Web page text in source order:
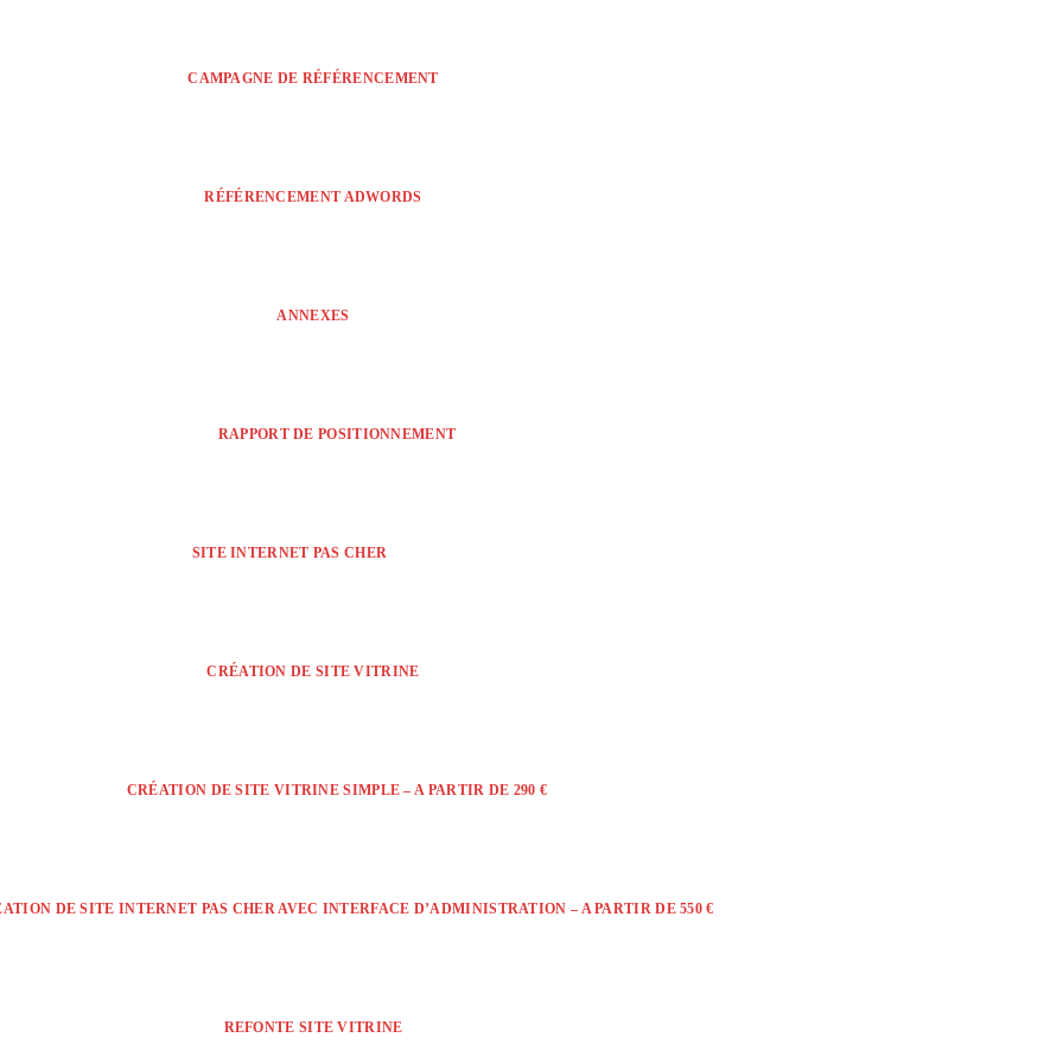
CAMPAGNE DE RÉFÉRENCEMENT
RÉFÉRENCEMENT ADWORDS
ANNEXES
RAPPORT DE POSITIONNEMENT
SITE INTERNET PAS CHER
CRÉATION DE SITE VITRINE
CRÉATION DE SITE VITRINE SIMPLE – A PARTIR DE 290 €
DE SITE INTERNET PAS CHER AVEC INTERFACE D’ADMINISTRATION – A PARTIR DE 550 €
REFONTE SITE VITRINE